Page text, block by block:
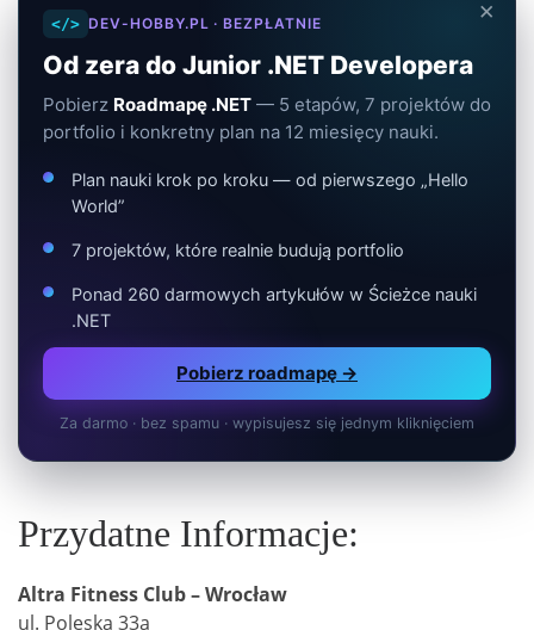
×
</> DEV-HOBBY.PL · BEZPŁATNIE
Od zera do Junior .NET Developera
Pobierz Roadmapę .NET — 5 etapów, 7 projektów do
portfolio i konkretny plan na 12 miesięcy nauki.
Plan nauki krok po kroku — od pierwszego „Hello
World”
7 projektów, które realnie budują portfolio
Ponad 260 darmowych artykułów w Ścieżce nauki
.NET
Pobierz roadmapę →
Za darmo · bez spamu · wypisujesz się jednym kliknięciem
Przydatne Informacje:
Altra Fitness Club – Wrocław
ul. Poleska 33a